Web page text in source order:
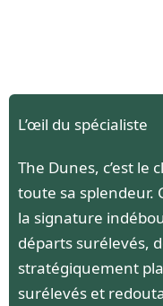
L’œil du spécialiste
The Dunes, c’est le
toute sa splendeur.
la signature
départs surélevés,
stratégiquement
surélevés et